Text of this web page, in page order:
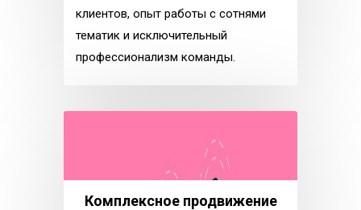
клиентов, опыт работы с сотнями
тематик и исключительный
профессионализм команды.
Комплексное продвижение